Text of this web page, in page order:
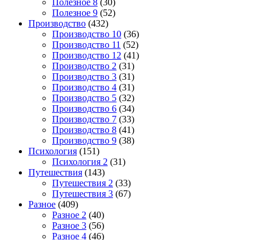
Полезное 8 (30)
Полезное 9 (52)
Производство (432)
Производство 10 (36)
Производство 11 (52)
Производство 12 (41)
Производство 2 (31)
Производство 3 (31)
Производство 4 (31)
Производство 5 (32)
Производство 6 (34)
Производство 7 (33)
Производство 8 (41)
Производство 9 (38)
Психология (151)
Психология 2 (31)
Путешествия (143)
Путешествия 2 (33)
Путешествия 3 (67)
Разное (409)
Разное 2 (40)
Разное 3 (56)
Разное 4 (46)